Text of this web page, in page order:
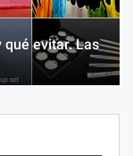
qué evitar. Las